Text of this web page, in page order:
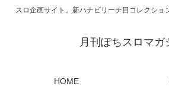
スロ企画サイト。新ハナビリーチ目コレクショ
月刊ぽちスロマガ
HOME